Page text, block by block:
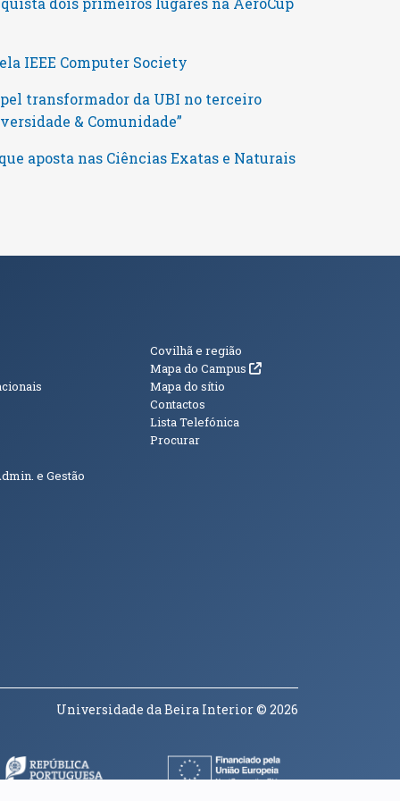
IEEE Computer Society
transformador da UBI no terceiro
& Comunidade”
aposta nas Ciências Exatas e Naturais
e Gestão
Informações
Covilhã e região
Mapa do Campus (abre em nova janela)
Mapa do sítio
Contactos
Lista Telefónica
Procurar
Universidade da Beira Interior© 2026
janela) (abre em nova janela)